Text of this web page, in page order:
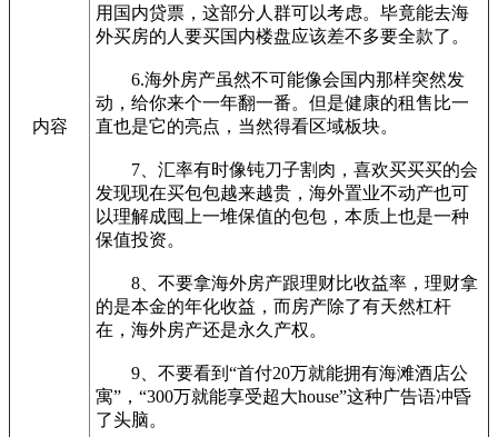
内容
用国内贷票，这部分人群可以考虑。毕竟能去海
外买房的人要买国内楼盘应该差不多要全款了。
6.海外房产虽然不可能像会国内那样突然发
动，给你来个一年翻一番。但是健康的租售比一
直也是它的亮点，当然得看区域板块。
7、汇率有时像钝刀子割肉，喜欢买买买的会
发现现在买包包越来越贵，海外置业不动产也可
以理解成囤上一堆保值的包包，本质上也是一种
保值投资。
8、不要拿海外房产跟理财比收益率，理财拿
的是本金的年化收益，而房产除了有天然杠杆
在，海外房产还是永久产权。
9、不要看到“首付20万就能拥有海滩酒店公
寓”，“300万就能享受超大house”这种广告语冲昏
了头脑。